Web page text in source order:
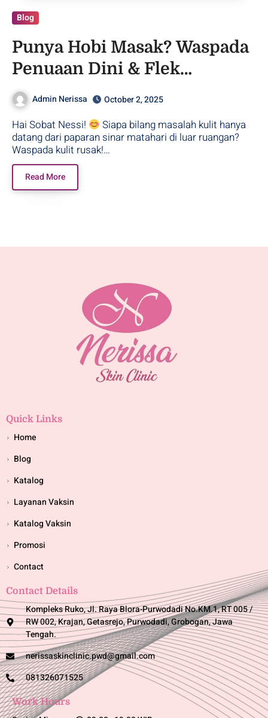
Blog
Punya Hobi Masak? Waspada
Penuaan Dini & Flek
Mengintaimu!
Admin Nerissa October 2, 2025
Hai Sobat Nessi!
Siapa bilang masalah kulit hanya
datang dari paparan sinar matahari di luar ruangan?
Waspada kulit rusak!…
Read More
Quick Links
Home
Blog
Katalog
Layanan Vaksin
Katalog Vaksin
Promosi
Contact
Contact Details
Kompleks Ruko, Jl. Raya Blora-Purwodadi No.KM.1, RT 005 /
RW 002, Krajan, Getasrejo, Purwodadi, Grobogan, Jawa
Tengah.
nerissaskinclinic.pwd@gmail.com
081326071525
Work Hours